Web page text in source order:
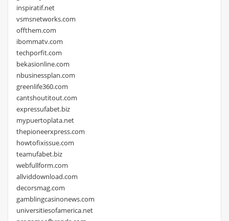
inspiratif.net
vsmsnetworks.com
offthem.com
ibommatv.com
techporfit.com
bekasionline.com
nbusinessplan.com
greenlife360.com
cantshoutitout.com
expressufabet.biz
mypuertoplata.net
thepioneerxpress.com
howtofixissue.com
teamufabet.biz
webfullform.com
allviddownload.com
decorsmag.com
gamblingcasinonews.com
universitiesofamerica.net